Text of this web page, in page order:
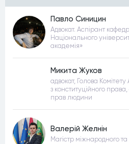
Павло Синицин
Адвокат. Аспірант
Національного
академія»
Микита Жуков
адвокат, Голова Комітету
з конституційного
прав людини
Валерій Желнін
Магістр міжнародного